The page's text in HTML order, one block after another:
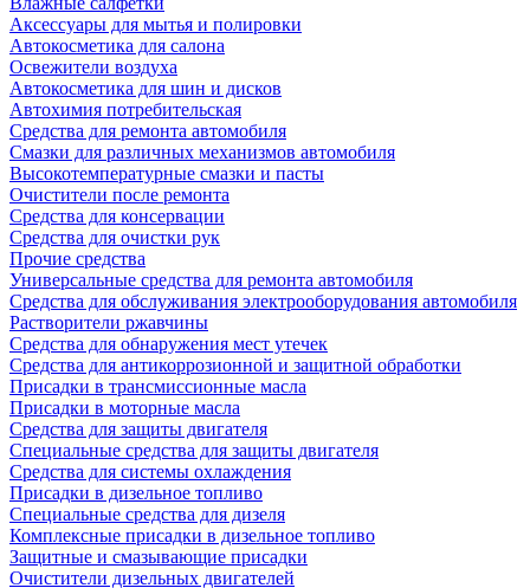
Аксессуары для мытья и полировки
Автокосметика для салона
Освежители воздуха
Автокосметика для шин и дисков
Автохимия потребительская
Средства для ремонта автомобиля
Смазки для различных механизмов автомобиля
Высокотемпературные смазки и пасты
Очистители после ремонта
Средства для консервации
Средства для очистки рук
Прочие средства
Универсальные средства для ремонта автомобиля
Средства для обслуживания электрооборудования автомобиля
Растворители ржавчины
Средства для обнаружения мест утечек
Средства для антикоррозионной и защитной обработки
Присадки в трансмиссионные масла
Присадки в моторные масла
Средства для защиты двигателя
Специальныe средства для защиты двигателя
Средства для системы охлаждения
Присадки в дизельное топливо
Спeциальные средства для дизеля
Комплексные присадки в дизельное топливо
Защитные и смазывающие присадки
Очистители дизельных двигателей